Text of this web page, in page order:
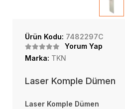
Ürün Kodu: 7482297C
Yorum Yap
Marka: TKN
Laser Komple Dümen
Laser Komple Dümen